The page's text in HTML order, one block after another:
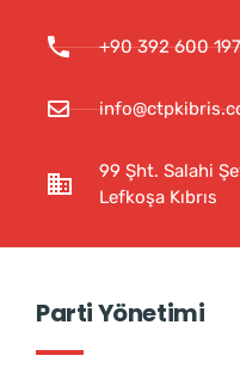
+90 392 600
99 Şht. Salahi
Lefkoşa Kıbrıs
Parti Yönetimi